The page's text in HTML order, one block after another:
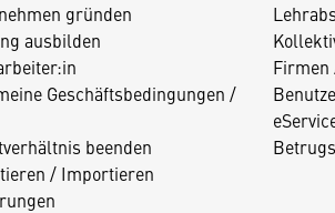
gründen
ausbilden
Geschäftsbedingungen /
beenden
/ Importieren
Firmen